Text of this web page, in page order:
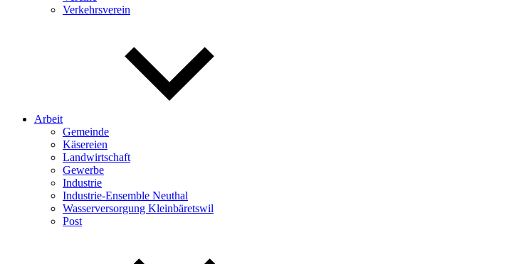
Verkehrsverein
Arbeit
Gemeinde
Käsereien
Landwirtschaft
Gewerbe
Industrie
Industrie-Ensemble Neuthal
Wasserversorgung Kleinbäretswil
Post